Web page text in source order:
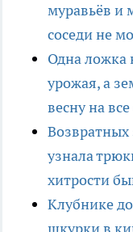
муравьёв и
соседи не
Одна ложка
урожая, а
весну на
узнала
хитрости
Клубнике